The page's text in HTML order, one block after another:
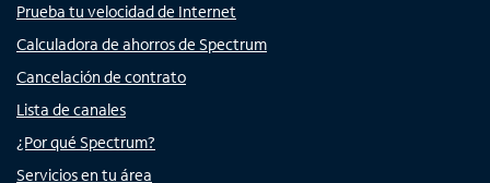
Prueba tu velocidad de Internet
Calculadora de ahorros de Spectrum
Cancelación de contrato
Lista de canales
¿Por qué Spectrum?
Servicios en tu área